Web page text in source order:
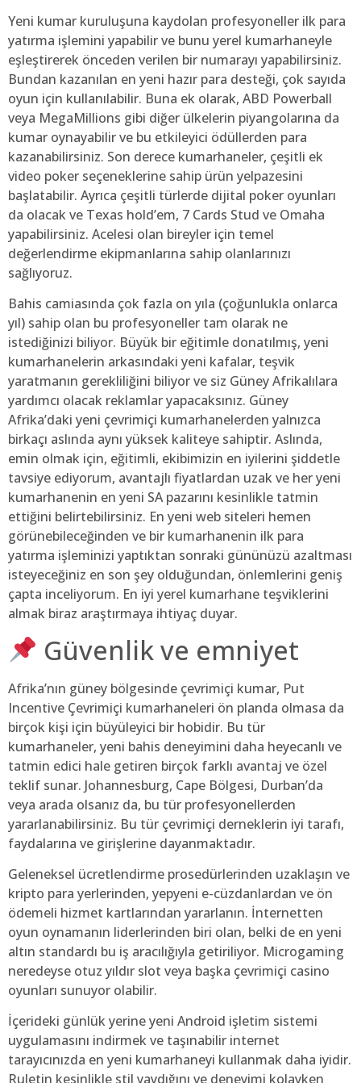
Yeni kumar kuruluşuna kaydolan profesyoneller ilk para
yatırma işlemini yapabilir ve bunu yerel kumarhaneyle
eşleştirerek önceden verilen bir numarayı yapabilirsiniz.
Bundan kazanılan en yeni hazır para desteği, çok sayıda
oyun için kullanılabilir. Buna ek olarak, ABD Powerball
veya MegaMillions gibi diğer ülkelerin piyangolarına da
kumar oynayabilir ve bu etkileyici ödüllerden para
kazanabilirsiniz. Son derece kumarhaneler, çeşitli ek
video poker seçeneklerine sahip ürün yelpazesini
başlatabilir. Ayrıca çeşitli türlerde dijital poker oyunları
da olacak ve Texas hold’em, 7 Cards Stud ve Omaha
yapabilirsiniz. Acelesi olan bireyler için temel
değerlendirme ekipmanlarına sahip olanlarınızı
sağlıyoruz.
Bahis camiasında çok fazla on yıla (çoğunlukla onlarca
yıl) sahip olan bu profesyoneller tam olarak ne
istediğinizi biliyor. Büyük bir eğitimle donatılmış, yeni
kumarhanelerin arkasındaki yeni kafalar, teşvik
yaratmanın gerekliliğini biliyor ve siz Güney Afrikalılara
yardımcı olacak reklamlar yapacaksınız. Güney
Afrika’daki yeni çevrimiçi kumarhanelerden yalnızca
birkaçı aslında aynı yüksek kaliteye sahiptir. Aslında,
emin olmak için, eğitimli, ekibimizin en iyilerini şiddetle
tavsiye ediyorum, avantajlı fiyatlardan uzak ve her yeni
kumarhanenin en yeni SA pazarını kesinlikle tatmin
ettiğini belirtebilirsiniz. En yeni web siteleri hemen
görünebileceğinden ve bir kumarhanenin ilk para
yatırma işleminizi yaptıktan sonraki gününüzü azaltması
isteyeceğiniz en son şey olduğundan, önlemlerini geniş
çapta inceliyorum. En iyi yerel kumarhane teşviklerini
almak biraz araştırmaya ihtiyaç duyar.
Güvenlik ve emniyet
Afrika’nın güney bölgesinde çevrimiçi kumar, Put
Incentive Çevrimiçi kumarhaneleri ön planda olmasa da
birçok kişi için büyüleyici bir hobidir. Bu tür
kumarhaneler, yeni bahis deneyimini daha heyecanlı ve
tatmin edici hale getiren birçok farklı avantaj ve özel
teklif sunar. Johannesburg, Cape Bölgesi, Durban’da
veya arada olsanız da, bu tür profesyonellerden
yararlanabilirsiniz. Bu tür çevrimiçi derneklerin iyi tarafı,
faydalarına ve girişlerine dayanmaktadır.
Geleneksel ücretlendirme prosedürlerinden uzaklaşın ve
kripto para yerlerinden, yepyeni e-cüzdanlardan ve ön
ödemeli hizmet kartlarından yararlanın. İnternetten
oyun oynamanın liderlerinden biri olan, belki de en yeni
altın standardı bu iş aracılığıyla getiriliyor. Microgaming
neredeyse otuz yıldır slot veya başka çevrimiçi casino
oyunları sunuyor olabilir.
İçerideki günlük yerine yeni Android işletim sistemi
uygulamasını indirmek ve taşınabilir internet
tarayıcınızda en yeni kumarhaneyi kullanmak daha iyidir.
Ruletin kesinlikle stil yaydığını ve deneyimi kolayken